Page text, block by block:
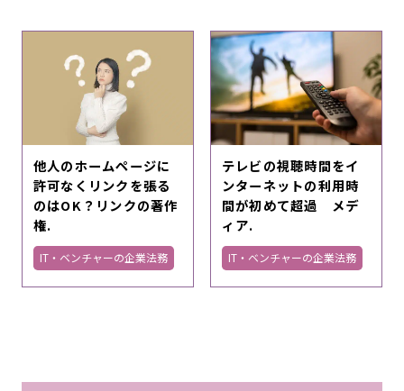
他人のホームページに
許可なくリンクを張る
のはOK？リンクの著作
権.
IT・ベンチャーの企業法務
テレビの視聴時間をイ
ンターネットの利用時
間が初めて超過 メデ
ィア.
IT・ベンチャーの企業法務